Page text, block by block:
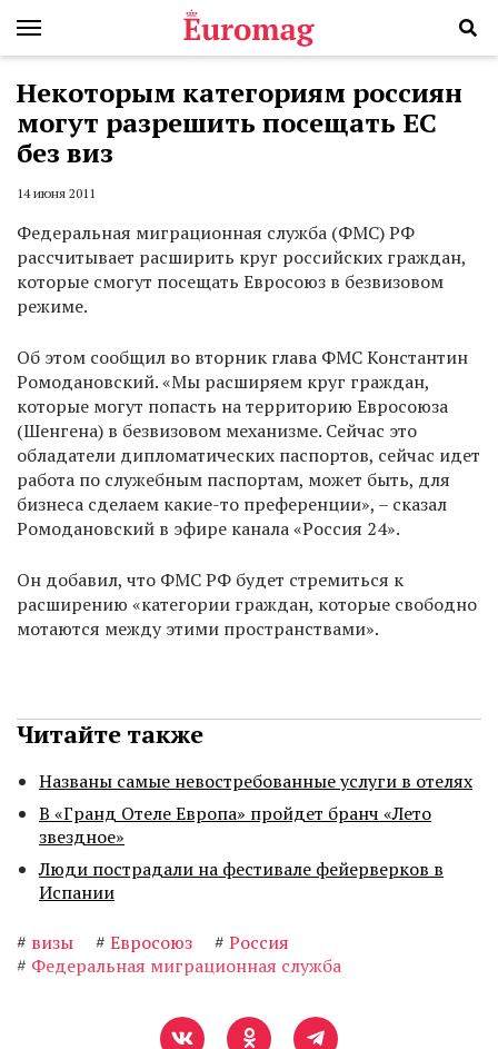
Некоторым категориям россиян
могут разрешить посещать ЕС
без виз
14 июня 2011
Федеральная миграционная служба (ФМС) РФ
рассчитывает расширить круг российских граждан,
которые смогут посещать Евросоюз в безвизовом
режиме.
Об этом сообщил во вторник глава ФМС Константин
Ромодановский. «Мы расширяем круг граждан,
которые могут попасть на территорию Евросоюза
(Шенгена) в безвизовом механизме. Сейчас это
обладатели дипломатических паспортов, сейчас идет
работа по служебным паспортам, может быть, для
бизнеса сделаем какие-то преференции», – сказал
Ромодановский в эфире канала «Россия 24».
Он добавил, что ФМС РФ будет стремиться к
расширению «категории граждан, которые свободно
мотаются между этими пространствами».
Читайте также
Названы самые невостребованные услуги в отелях
В «Гранд Отеле Европа» пройдет бранч «Лето
звездное»
Люди пострадали на фестивале фейерверков в
Испании
# визы # Евросоюз # Россия
# Федеральная миграционная служба